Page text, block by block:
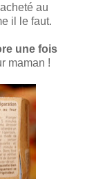
au
il le faut.
une fois
maman !